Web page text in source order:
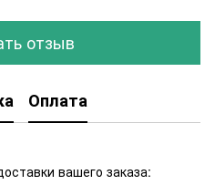
отзыв
Оплата
вашего заказа: